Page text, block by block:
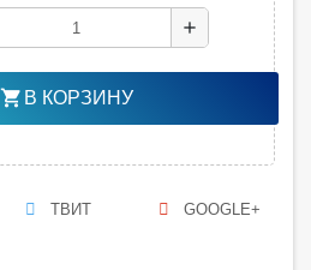
add
shopping_cart В КОРЗИНУ
ТВИТ GOOGLE+